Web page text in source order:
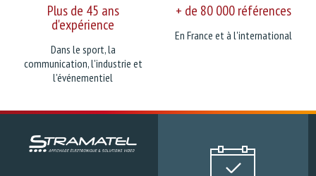
Plus de 45 ans
d'expérience
Dans le sport, la
communication, l'industrie et
l'événementiel
+ de 80 000 références
En France et à l'international